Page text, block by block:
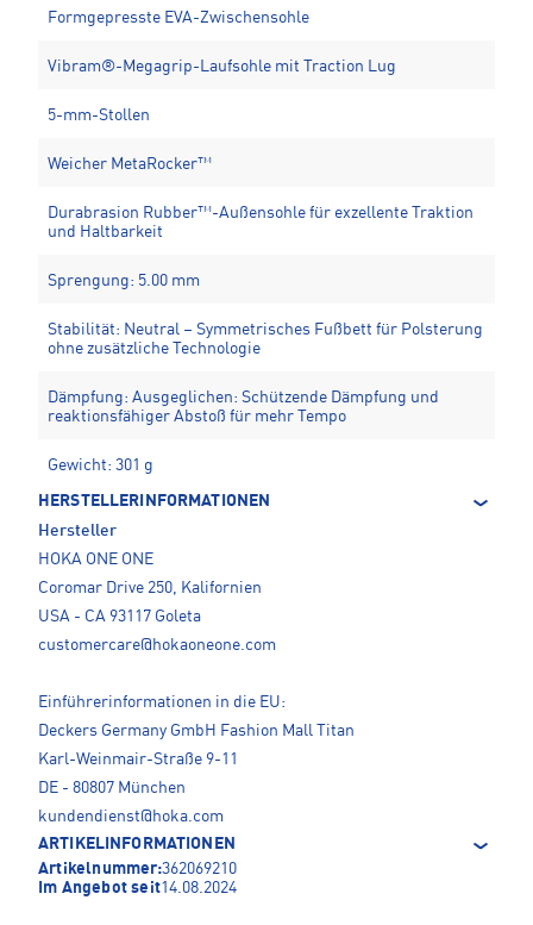
Formgepresste EVA-Zwischensohle
Vibram®-Megagrip-Laufsohle mit Traction Lug
5-mm-Stollen
Weicher MetaRocker™
Durabrasion Rubber™-Außensohle für exzellente Traktion
und Haltbarkeit
Sprengung: 5.00 mm
Stabilität: Neutral – Symmetrisches Fußbett für Polsterung
ohne zusätzliche Technologie
Dämpfung: Ausgeglichen: Schützende Dämpfung und
reaktionsfähiger Abstoß für mehr Tempo
Gewicht: 301 g
HERSTELLERINFORMATIONEN
Hersteller
HOKA ONE ONE
Coromar Drive 250, Kalifornien
USA - CA 93117 Goleta
customercare@hokaoneone.com
Einführerinformationen in die EU:
Deckers Germany GmbH Fashion Mall Titan
Karl-Weinmair-Straße 9-11
DE - 80807 München
kundendienst@hoka.com
ARTIKELINFORMATIONEN
Artikelnummer:362069210
Im Angebot seit14.08.2024